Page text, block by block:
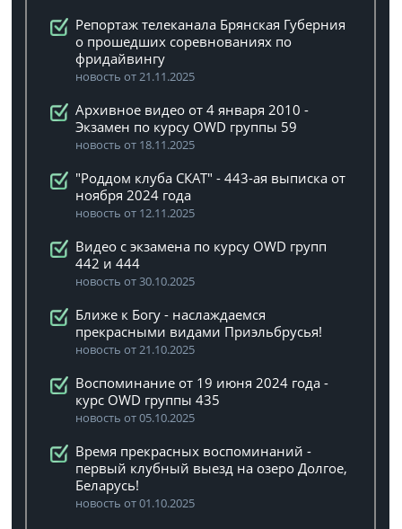
Репортаж телеканала Брянская Губерния
о прошедших соревнованиях по
фридайвингу
новость от 21.11.2025
Архивное видео от 4 января 2010 -
Экзамен по курсу OWD группы 59
новость от 18.11.2025
"Роддом клуба СКАТ" - 443-ая выписка от
ноября 2024 года
новость от 12.11.2025
Видео с экзамена по курсу OWD групп
442 и 444
новость от 30.10.2025
Ближе к Богу - наслаждаемся
прекрасными видами Приэльбрусья!
новость от 21.10.2025
Воспоминание от 19 июня 2024 года -
курс OWD группы 435
новость от 05.10.2025
Время прекрасных воспоминаний -
первый клубный выезд на озеро Долгое,
Беларусь!
новость от 01.10.2025